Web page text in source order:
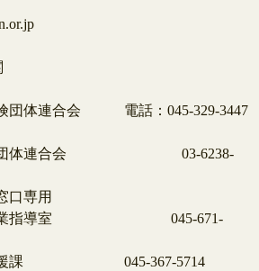
険団体連合会 電話：045-329-3447
保険団体連合会 03-6238-
口専用
局事業指導室 045-671-
支援課 045-367-5714